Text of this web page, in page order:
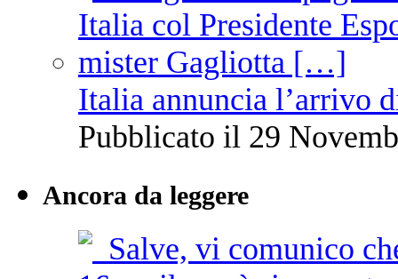
Italia annuncia l’arrivo
Pubblicato il 29
Ancora da leggere